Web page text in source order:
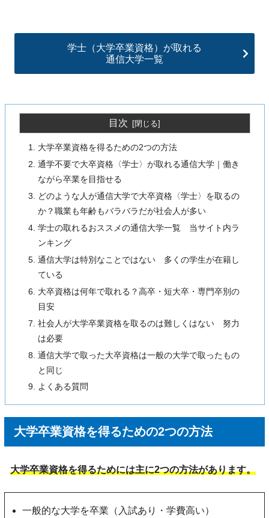
学士（大学卒業資格）が取れる
通信大学一覧
目次
大学卒業資格を得るための2つの方法
通学不要で大卒資格〈学士〉が取れる通信大学｜働き
ながら卒業を目指せる
どのような人が通信大学で大卒資格〈学士〉を取るの
か？職業も年齢もバラバラだが社会人が多い
学士の取れるおススメの通信大学一覧 当サイト内ラ
ンキング
通信大学は特別なことではない 多くの学生が在籍し
ている
大卒資格は何年で取れる？高卒・短大卒・専門卒別の
目安
社会人が大学卒業資格を取るのは難しくはない 努力
は必要
通信大学で取った大卒資格は一般の大学で取ったもの
と同じ
よくある質問
大学卒業資格を得るための2つの方法
大学卒業資格を得るためには主に2つの方法があります。
一般的な大学を卒業（入試あり・学費高い）